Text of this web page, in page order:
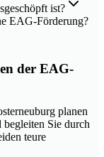
ist?
EAG-Förderung?
der EAG-
planen
Sie durch
teure